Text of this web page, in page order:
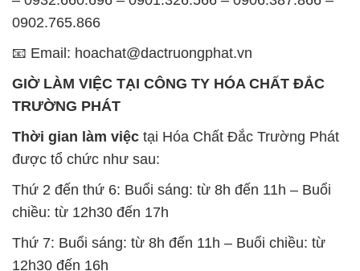
0902.765.866
📧 Email: hoachat@dactruongphat.vn
GIỜ LÀM VIỆC TẠI CÔNG TY HÓA CHẤT ĐẮC
TRƯỜNG PHÁT
Thời gian làm việc tại Hóa Chất Đắc Trường Phát
được tổ chức như sau:
Thứ 2 đến thứ 6: Buổi sáng: từ 8h đến 11h – Buổi
chiều: từ 12h30 đến 17h
Thứ 7: Buổi sáng: từ 8h đến 11h – Buổi chiều: từ
12h30 đến 16h